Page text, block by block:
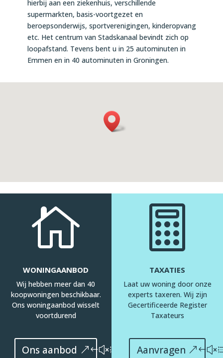
hierbij aan een ziekenhuis, verschillende
supermarkten, basis-voortgezet en
beroepsonderwijs, sportverenigingen, kinderopvang
etc. Het centrum van Stadskanaal bevindt zich op
loopafstand. Tevens bent u in 25 autominuten in
Emmen en in 40 autominuten in Groningen.

WONINGAANBOD
Wij hebben meer dan 40
koopwoningen beschikbaar.
Ons woningaanbod wisselt
voortdurend
Ons aanbod

TAXATIES
Laat uw woning door onze
experts taxeren. Wij zijn
Gecertificeerde Register
Taxateurs
Aanvragen